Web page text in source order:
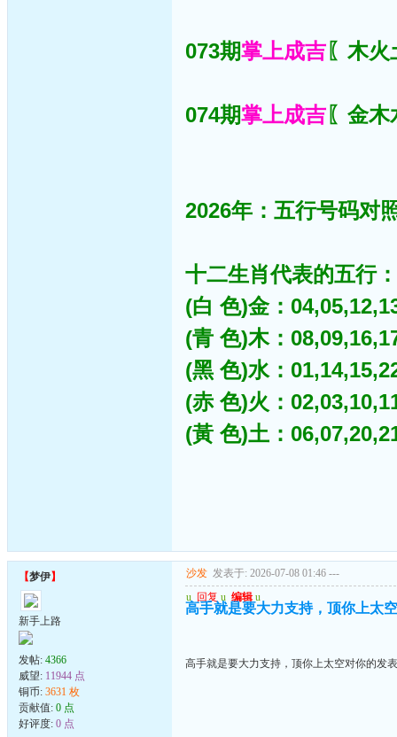
073期掌上成吉 〖木
074期掌上成吉 〖金
2026年：五行号码对
十二生肖代表的五行：
(白 色)金：
(青 色)木：
(黑 色)水：
(赤 色)火：
(黃 色)土：
【梦伊】
新手上路
发帖: 4366
威望: 11944 点
铜币: 3631 枚
贡献值: 0 点
好评度: 0 点
沙发 发表于: 2026-07-08 01:46 ---
u 回复 u 编辑 u
高手就是要大力支持，顶你上太
高手就是要大力支持，顶你上太空对你的发表